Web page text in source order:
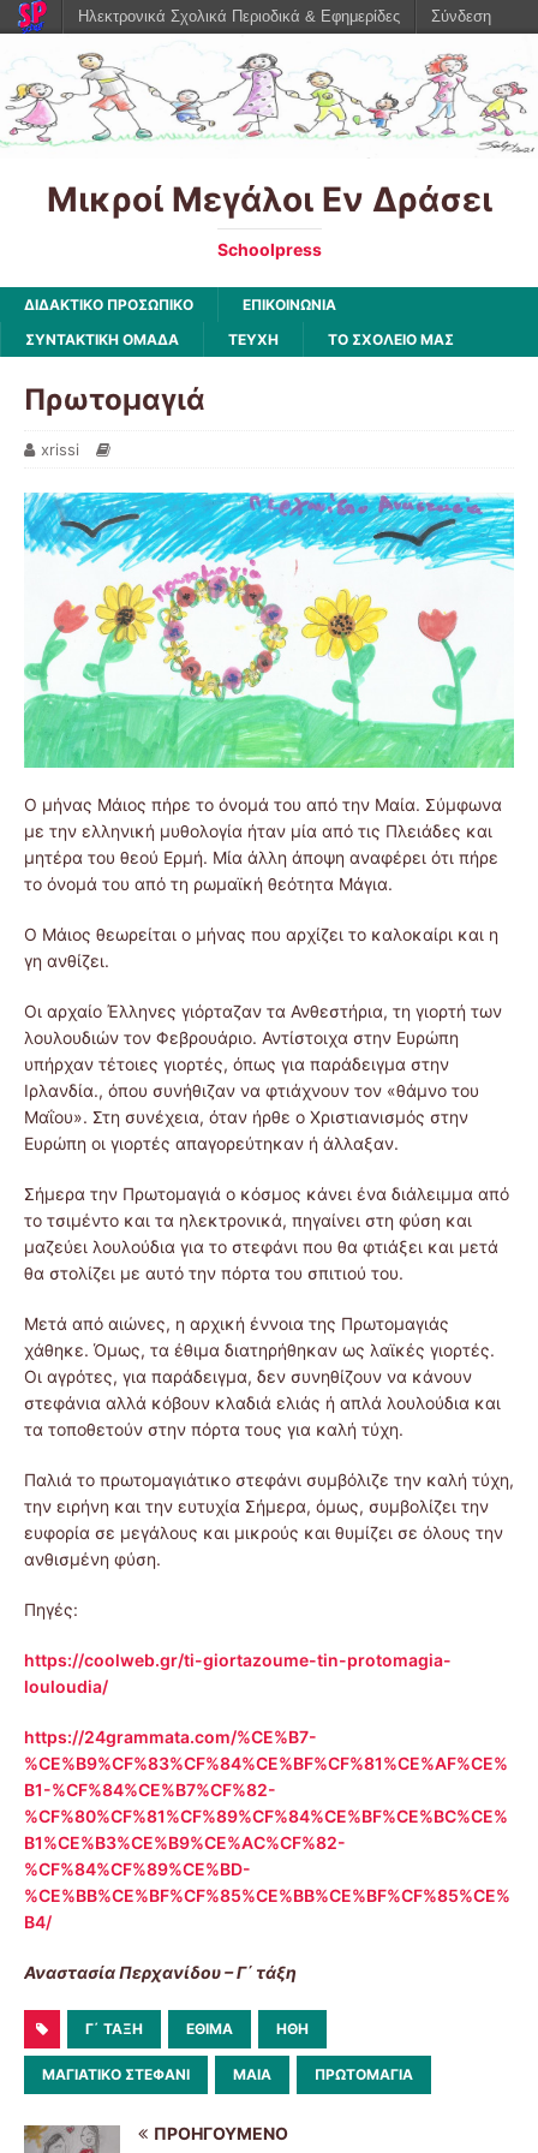
Μικροί Μεγάλοι Εν Δράσει
Schoolpress
ΔΙΔΑΚΤΙΚΟ ΠΡΟΣΩΠΙΚΟ
ΕΠΙΚΟΙΝΩΝΙΑ
ΣΥΝΤΑΚΤΙΚΗ ΟΜΑΔΑ
ΤΕΥΧΗ ΤΟ ΣΧΟΛΕΙΟ ΜΑΣ
Πρωτομαγιά
xrissi
Ο μήνας Μάιος πήρε το όνομά του από την Μαία. Σύμφωνα
με την ελληνική μυθολογία ήταν μία από τις Πλειάδες και
μητέρα του θεού Ερμή. Μία άλλη άποψη αναφέρει ότι πήρε
το όνομά του από τη ρωμαϊκή θεότητα Μάγια.
Ο Μάιος θεωρείται ο μήνας που αρχίζει το καλοκαίρι και η
γη ανθίζει.
Οι αρχαίο Έλληνες γιόρταζαν τα Ανθεστήρια, τη γιορτή των
λουλουδιών τον Φεβρουάριο. Αντίστοιχα στην Ευρώπη
υπήρχαν τέτοιες γιορτές, όπως για παράδειγμα στην
Ιρλανδία., όπου συνήθιζαν να φτιάχνουν τον «θάμνο του
Μαΐου». Στη συνέχεια, όταν ήρθε ο Χριστιανισμός στην
Ευρώπη οι γιορτές απαγορεύτηκαν ή άλλαξαν.
Σήμερα την Πρωτομαγιά ο κόσμος κάνει ένα διάλειμμα από
το τσιμέντο και τα ηλεκτρονικά, πηγαίνει στη φύση και
μαζεύει λουλούδια για το στεφάνι που θα φτιάξει και μετά
θα στολίζει με αυτό την πόρτα του σπιτιού του.
Μετά από αιώνες, η αρχική έννοια της Πρωτομαγιάς
χάθηκε. Όμως, τα έθιμα διατηρήθηκαν ως λαϊκές γιορτές.
Οι αγρότες, για παράδειγμα, δεν συνηθίζουν να κάνουν
στεφάνια αλλά κόβουν κλαδιά ελιάς ή απλά λουλούδια και
τα τοποθετούν στην πόρτα τους για καλή τύχη.
Παλιά το πρωτομαγιάτικο στεφάνι συμβόλιζε την καλή τύχη,
την ειρήνη και την ευτυχία Σήμερα, όμως, συμβολίζει την
ευφορία σε μεγάλους και μικρούς και θυμίζει σε όλους την
ανθισμένη φύση.
Πηγές:
https://coolweb.gr/ti-giortazoume-tin-protomagia-
louloudia/
https://24grammata.com/%CE%B7-
%CE%B9%CF%83%CF%84%CE%BF%CF%81%CE%AF%CE%
B1-%CF%84%CE%B7%CF%82-
%CF%80%CF%81%CF%89%CF%84%CE%BF%CE%BC%CE%
B1%CE%B3%CE%B9%CE%AC%CF%82-
%CF%84%CF%89%CE%BD-
%CE%BB%CE%BF%CF%85%CE%BB%CE%BF%CF%85%CE%
B4/
Αναστασία Περχανίδου – Γ΄ τάξη
Γ΄ ΤΆΞΗ ΈΘΙΜΑ ΉΘΗ
ΜΑΓΙΆΤΙΚΟ ΣΤΕΦΆΝΙ ΜΑΊΑ ΠΡΩΤΟΜΑΓΙΆ
ΠΡΟΗΓΟΎΜΕΝΟ
Ηλεκτρονικά Σχολικά Περιοδικά & Εφημερίδες Σύνδεση